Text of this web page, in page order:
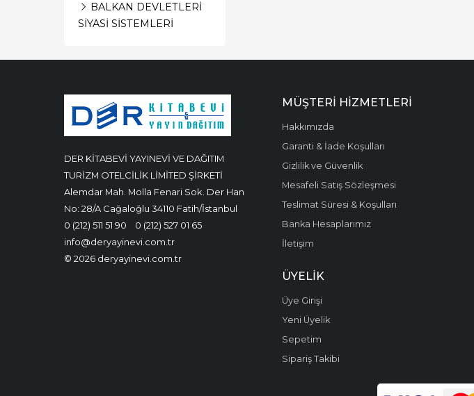
BALKAN DEVLETLERİ
SİYASİ SİSTEMLERİ
DER KİTABEVİ YAYINEVİ VE DAĞITIM
TURİZM OTELCİLİK LİMİTED ŞİRKETİ
Alemdar Mah. Molla Fenari Sok. Der Han
No: 28/A Cağaloğlu 34110 Fatih/İstanbul
0 (212) 511 51 90
0 (212) 527 01 65
info@deryayinevi.com.tr
© 2026 deryayinevi.com.tr
MÜŞTERI HIZMETLERI
Hakkımızda
Garanti & İade Koşulları
Gizlilik ve Güvenlik
Mesafeli Satış Sözleşmesi
Teslimat Süresi & Koşulları
Banka Hesaplarımız
İletişim
ÜYELIK
Üye Girişi
Yeni Üyelik
Sepetim
Sipariş Takibi